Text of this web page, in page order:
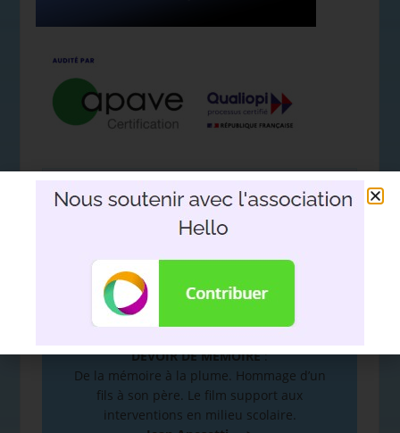
Nous soutenir avec l'association
Hello
DEVOIR DE MÉMOIRE:
De la mémoire à la plume. Hommage d’un
fils à son père. Le film support aux
interventions en milieu scolaire.